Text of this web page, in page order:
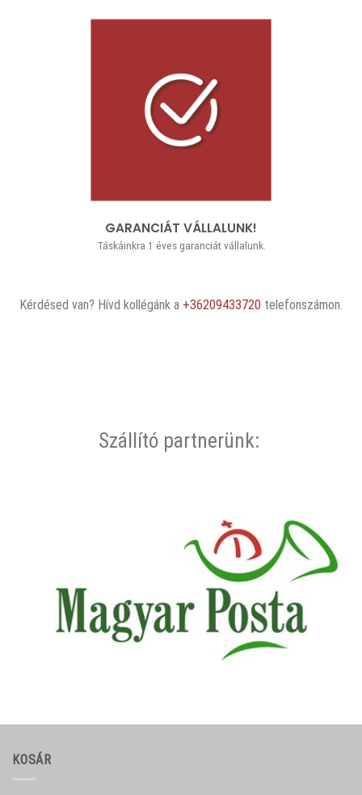
GARANCIÁT VÁLLALUNK!
Táskáinkra 1 éves garanciát vállalunk.
Kérdésed van? Hívd kollégánk a +36209433720 telefonszámon.
Szállító partnerünk:
KOSÁR